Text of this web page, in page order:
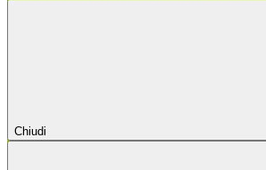
Chiudi